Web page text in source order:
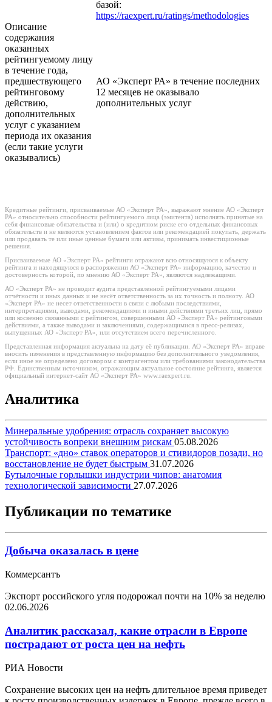
базой:
https://raexpert.ru/ratings/methodologies
Описание
содержания
оказанных
рейтингуемому лицу
в течение года,
предшествующего
рейтинговому
действию,
дополнительных
услуг с указанием
периода их оказания
(если такие услуги
оказывались)
АО «Эксперт РА» в течение последних
12 месяцев не оказывало
дополнительных услуг
Кредитные рейтинги, присваиваемые АО «Эксперт РА», выражают мнение АО «Эксперт
РА» относительно способности рейтингуемого лица (эмитента) исполнять принятые на
себя финансовые обязательства и (или) о кредитном риске его отдельных финансовых
обязательств и не являются установлением фактов или рекомендацией покупать, держать
или продавать те или иные ценные бумаги или активы, принимать инвестиционные
решения.
Присваиваемые АО «Эксперт РА» рейтинги отражают всю относящуюся к объекту
рейтинга и находящуюся в распоряжении АО «Эксперт РА» информацию, качество и
достоверность которой, по мнению АО «Эксперт РА», являются надлежащими.
АО «Эксперт РА» не проводит аудита представленной рейтингуемыми лицами
отчётности и иных данных и не несёт ответственность за их точность и полноту. АО
«Эксперт РА» не несет ответственности в связи с любыми последствиями,
интерпретациями, выводами, рекомендациями и иными действиями третьих лиц, прямо
или косвенно связанными с рейтингом, совершенными АО «Эксперт РА» рейтинговыми
действиями, а также выводами и заключениями, содержащимися в пресс-релизах,
выпущенных АО «Эксперт РА», или отсутствием всего перечисленного.
Представленная информация актуальна на дату её публикации. АО «Эксперт РА» вправе
вносить изменения в представленную информацию без дополнительного уведомления,
если иное не определено договором с контрагентом или требованиями законодательства
РФ. Единственным источником, отражающим актуальное состояние рейтинга, является
официальный интернет-сайт АО «Эксперт РА» www.raexpert.ru.
Аналитика
Минеральные удобрения: отрасль сохраняет высокую
устойчивость вопреки внешним рискам 05.08.2026
Транспорт: «дно» ставок операторов и стивидоров позади, но
восстановление не будет быстрым 31.07.2026
Бутылочные горлышки индустрии чипов: анатомия
технологической зависимости 27.07.2026
Публикации по тематике
Добыча оказалась в цене
Коммерсантъ
Экспорт российского угля подорожал почти на 10% за неделю
02.06.2026
Аналитик рассказал, какие отрасли в Европе
пострадают от роста цен на нефть
РИА Новости
Сохранение высоких цен на нефть длительное время приведет